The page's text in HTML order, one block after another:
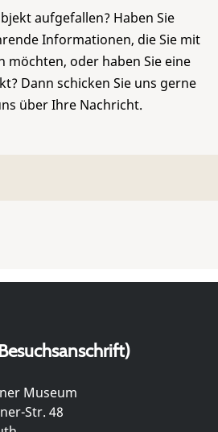
aufgefallen? Haben Sie
Informationen, die Sie mit
möchten, oder haben Sie eine
Dann schicken Sie uns gerne
über Ihre Nachricht.
Museum
Str. 48